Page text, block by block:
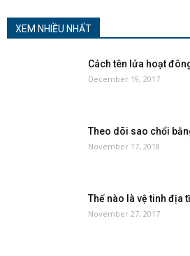
XEM NHIỀU NHẤT
Cách tên lửa hoạt
December 19, 2017
Theo dõi sao chổi
November 17, 2018
Thế nào là vệ tinh địa
November 27, 2017